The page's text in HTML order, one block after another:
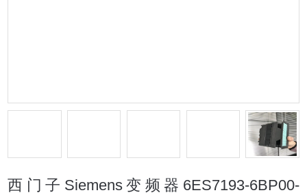
西门子Siemens变频器6ES7193-6BP00-